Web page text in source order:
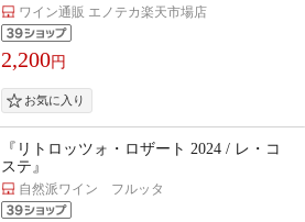
ワイン通販 エノテカ楽天市場店
2,200円
『リトロッツォ・ロザート 2024 / レ・コ
ステ』
自然派ワイン フルッタ